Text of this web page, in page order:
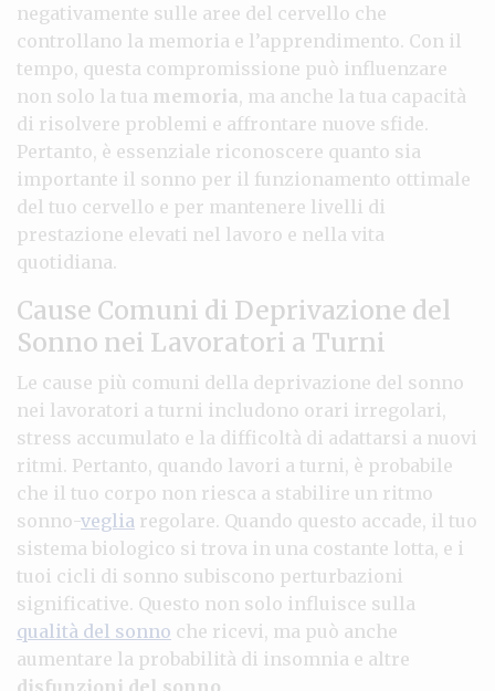
negativamente sulle aree del cervello che
controllano la memoria e l’apprendimento. Con il
tempo, questa compromissione può influenzare
non solo la tua memoria, ma anche la tua capacità
di risolvere problemi e affrontare nuove sfide.
Pertanto, è essenziale riconoscere quanto sia
importante il sonno per il funzionamento ottimale
del tuo cervello e per mantenere livelli di
prestazione elevati nel lavoro e nella vita
quotidiana.
Cause Comuni di Deprivazione del
Sonno nei Lavoratori a Turni
Le cause più comuni della deprivazione del sonno
nei lavoratori a turni includono orari irregolari,
stress accumulato e la difficoltà di adattarsi a nuovi
ritmi. Pertanto, quando lavori a turni, è probabile
che il tuo corpo non riesca a stabilire un ritmo
sonno-veglia regolare. Quando questo accade, il tuo
sistema biologico si trova in una costante lotta, e i
tuoi cicli di sonno subiscono perturbazioni
significative. Questo non solo influisce sulla
qualità del sonno che ricevi, ma può anche
aumentare la probabilità di insomnia e altre
disfunzioni del sonno